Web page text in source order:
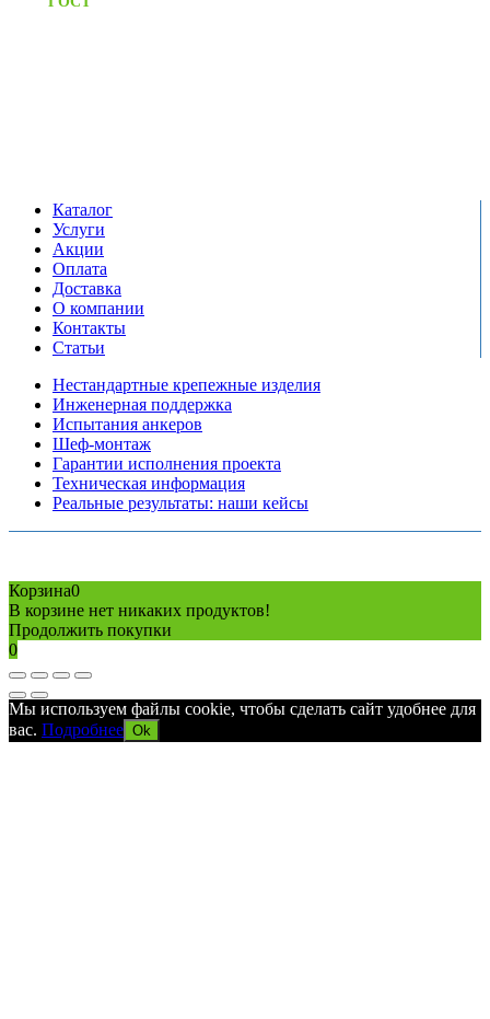
Каталог
Услуги
Акции
Оплата
Доставка
О компании
Контакты
Статьи
Нестандартные крепежные изделия
Инженерная поддержка
Испытания анкеров
Шеф-монтаж
Гарантии исполнения проекта
Техническая информация
Реальные результаты: наши кейсы
Корзина0
В корзине нет никаких продуктов!
Продолжить покупки
0
Мы используем файлы cookie, чтобы сделать сайт удобнее для
вас. Подробнее Ok